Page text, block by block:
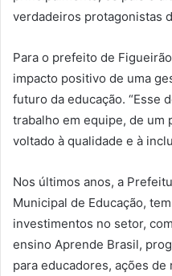
verdadeiros protagonistas
Para o prefeito de
impacto positivo de uma
futuro da educação. “Esse
trabalho em equipe, de um
voltado à qualidade e à
Nos últimos anos, a
Municipal de Educação,
investimentos no setor,
ensino Aprende Brasil,
para educadores, ações de